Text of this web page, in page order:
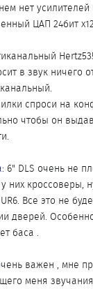
нет
ЦАП 24бит
в звук ничего
спроси на
чтобы он
6" DLS очень не
них кроссоверы,
Все это не
дверей.
баса .
важен , мне
меня